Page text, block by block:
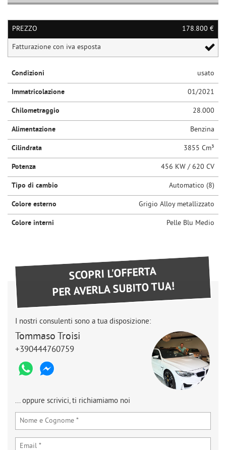
PREZZO 178.800 €
Fatturazione con iva esposta
Condizioni usato
Immatricolazione 01/2021
Chilometraggio 28.000
Alimentazione Benzina
Cilindrata 3855 Cm³
Potenza 456 KW / 620 CV
Tipo di cambio Automatico (8)
Colore esterno Grigio Alloy metallizzato
Colore interni Pelle Blu Medio
SCOPRI L'OFFERTA
PER AVERLA SUBITO TUA!
I nostri consulenti sono a tua disposizione:
Tommaso Troisi
+390444760759
... oppure scrivici, ti richiamiamo noi